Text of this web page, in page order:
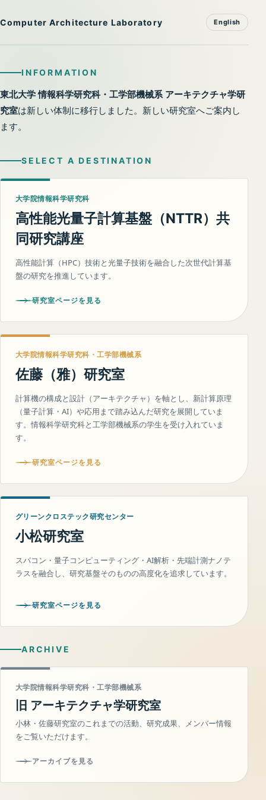
Computer Architecture Laboratory English
INFORMATION
東北大学 情報科学研究科・工学部機械系 アーキテクチャ学研
究室は新しい体制に移行しました。新しい研究室へご案内し
ます。
SELECT A DESTINATION
大学院情報科学研究科
高性能光量子計算基盤（NTTR）共
同研究講座
高性能計算（HPC）技術と光量子技術を融合した次世代計算基
盤の研究を推進しています。
研究室ページを見る
大学院情報科学研究科・工学部機械系
佐藤（雅）研究室
計算機の構成と設計（アーキテクチャ）を軸とし、新計算原理
（量子計算・AI）や応用まで踏み込んだ研究を展開していま
す。情報科学研究科と工学部機械系の学生を受け入れていま
す。
研究室ページを見る
グリーンクロステック研究センター
小松研究室
スパコン・量子コンピューティング・AI解析・先端計測ナノテ
ラスを融合し、研究基盤そのものの高度化を追求しています。
研究室ページを見る
ARCHIVE
大学院情報科学研究科・工学部機械系
旧 アーキテクチャ学研究室
小林・佐藤研究室のこれまでの活動、研究成果、メンバー情報
をご覧いただけます。
アーカイブを見る